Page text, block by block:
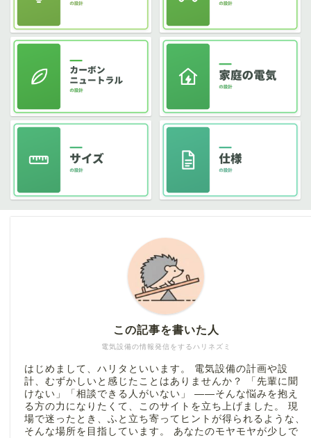
電気設備の情報発信をするハリネズミ
この記事を書いた人
はじめまして、ハリタといいます。 電気設備の計画や設
計、むずかしいと感じたことはありませんか？ 「先輩に聞
けない」「相談できる人がいない」 ――そんな悩みを抱え
る方の力になりたくて、このサイトを立ち上げました。 現
場で迷ったとき、ふと立ち寄ってヒントが得られるような、
そんな場所を目指しています。 あなたのモヤモヤが少しで